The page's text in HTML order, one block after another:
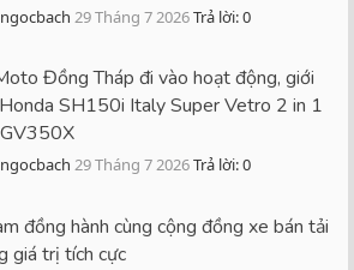
29 Tháng 7 2026Trả lời: 0
Đồng Tháp đi vào hoạt động, giới
SH150i Italy Super Vetro 2 in 1
29 Tháng 7 2026Trả lời: 0
đồng hành cùng cộng đồng xe bán tải
giá trị tích cực